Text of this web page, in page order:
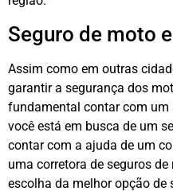
Seguro de moto
Assim como em outras
garantir a segurança dos
fundamental contar com um
você está em busca de um
contar com a ajuda de um
uma corretora de seguros
escolha da melhor opção de